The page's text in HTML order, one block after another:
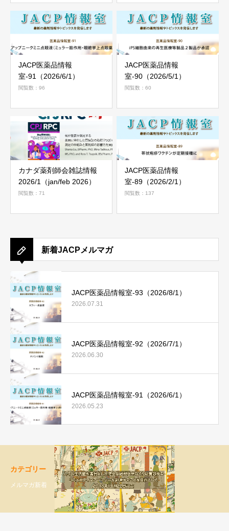
JACP医薬品情報
室-91（2026/6/1）
閲覧数：96
JACP医薬品情報
室-90（2026/5/1）
閲覧数：60
カナダ薬剤師会雑誌情報
2026/1（jan/feb 2026）
閲覧数：71
JACP医薬品情報
室-89（2026/2/1）
閲覧数：137
新着JACPメルマガ
JACP医薬品情報室-93（2026/8/1）
2026.07.31
JACP医薬品情報室-92（2026/7/1）
2026.06.30
JACP医薬品情報室-91（2026/6/1）
2026.05.23
カテゴリー
メルマガ新着